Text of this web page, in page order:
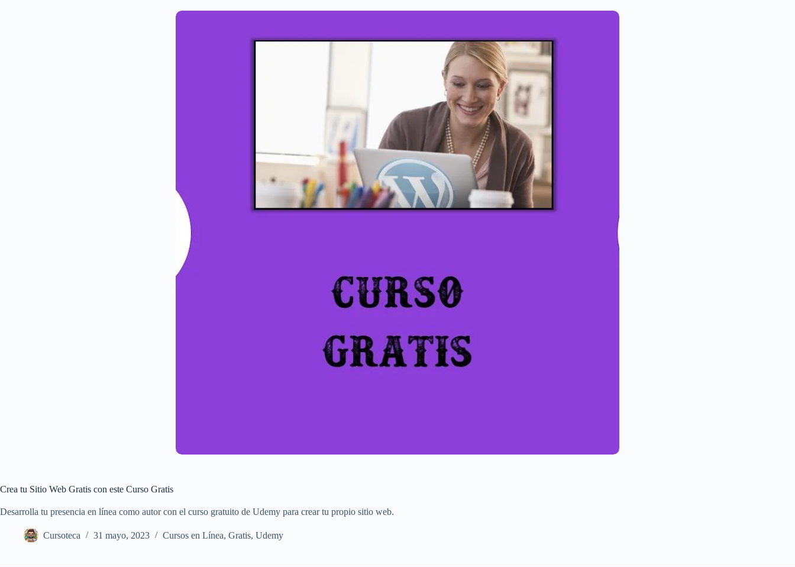
Crea tu Sitio Web Gratis con este Curso Gratis
Desarrolla tu presencia en línea como autor con el curso gratuito de Udemy para crear tu propio sitio web.
Cursoteca 31 mayo, 2023 Cursos en Línea, Gratis, Udemy